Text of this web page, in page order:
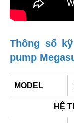
Thông số
pump
MODEL
HỆ